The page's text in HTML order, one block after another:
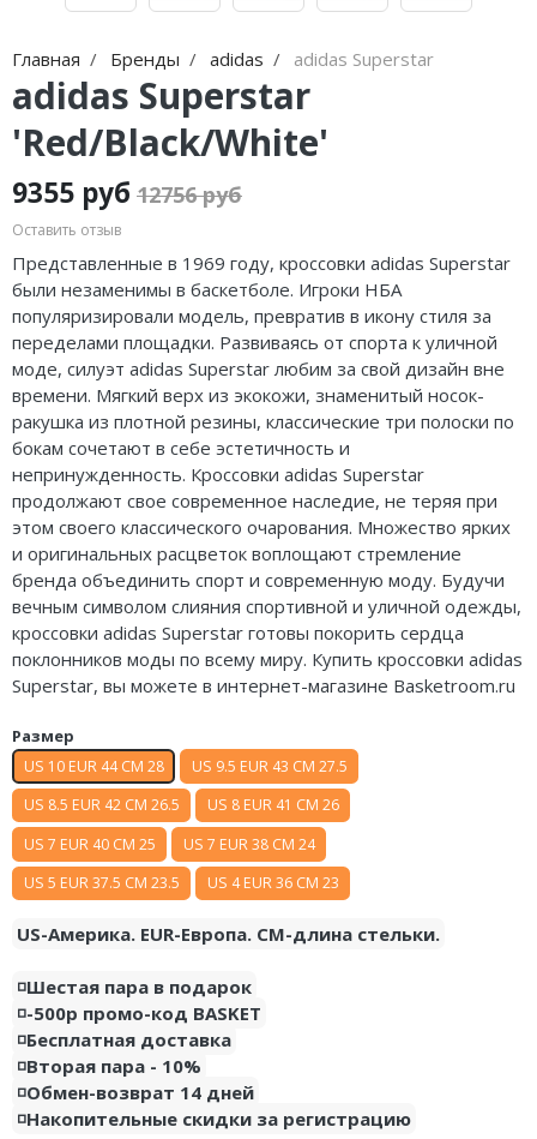
Главная Бренды adidas adidas Superstar
adidas Superstar
'Red/Black/White'
9355 руб 12756 руб
Оставить отзыв
Представленные в 1969 году, кроссовки adidas Superstar
были незаменимы в баскетболе. Игроки НБА
популяризировали модель, превратив в икону стиля за
переделами площадки. Развиваясь от спорта к уличной
моде, силуэт adidas Superstar любим за свой дизайн вне
времени. Мягкий верх из экокожи, знаменитый носок-
ракушка из плотной резины, классические три полоски по
бокам сочетают в себе эстетичность и
непринужденность. Кроссовки adidas Superstar
продолжают свое современное наследие, не теряя при
этом своего классического очарования. Множество ярких
и оригинальных расцветок воплощают стремление
бренда объединить спорт и современную моду. Будучи
вечным символом слияния спортивной и уличной одежды,
кроссовки adidas Superstar готовы покорить сердца
поклонников моды по всему миру. Купить кроссовки adidas
Superstar, вы можете в интернет-магазине Basketroom.ru
Размер
US 10 EUR 44 CM 28
US 9.5 EUR 43 CM 27.5
US 8.5 EUR 42 CM 26.5
US 8 EUR 41 CM 26
US 7 EUR 40 CM 25
US 7 EUR 38 CM 24
US 5 EUR 37.5 CM 23.5
US 4 EUR 36 CM 23
US-Америка. EUR-Европа. CM-длина стельки.
◽️Шестая пара в подарок
◽️-500р промо-код BASKET
◽️Бесплатная доставка
◽️Вторая пара - 10%
◽️Обмен-возврат 14 дней
◽️Накопительные скидки за регистрацию
Jordan Tatum
Air Jordan 312
Air Jordan 40
Air Jordan 39
Air Jordan 38
Air Jordan 37
Air Jordan 36
Air Jordan 1
Air Jordan 3
Air Jordan 4
Air Jordan 5
Air Jordan 6
Air Jordan 7
Air Jordan 11
Air Jordan 12
Air Jordan 13
Air Jordan 23
Nike Dunk
Nike Shox
Nike Blazer
Nike P-6000
Nike Initiator
Nike Pegasus
Nike Precision
Nike Hyperdunk
Nike Hyperset
Nike Cosmic Unity
Nike Air Deldon
Nike Sabrina
Nike A’ja
Nike GT
Nike Ja
Nike Book
Nike Freak
Nike KD
Nike PG
adidas Samba
adidas Gazelle
adidas Handball
adidas Adistar
adidas adiFOM
adidas Adizero
adidas Harden
adidas Dame
adidas AE
Adidas Yeezy Boost 350 V2
MMY
ASICS
HOKA
A Bathing Ape
Travis Scott
Converse
Old Order
LACOSTE
The North Face